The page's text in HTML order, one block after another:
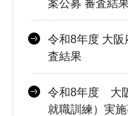
案公募 審査結
令和8年度 大阪
査結果
令和8年度 大
就職訓練）実